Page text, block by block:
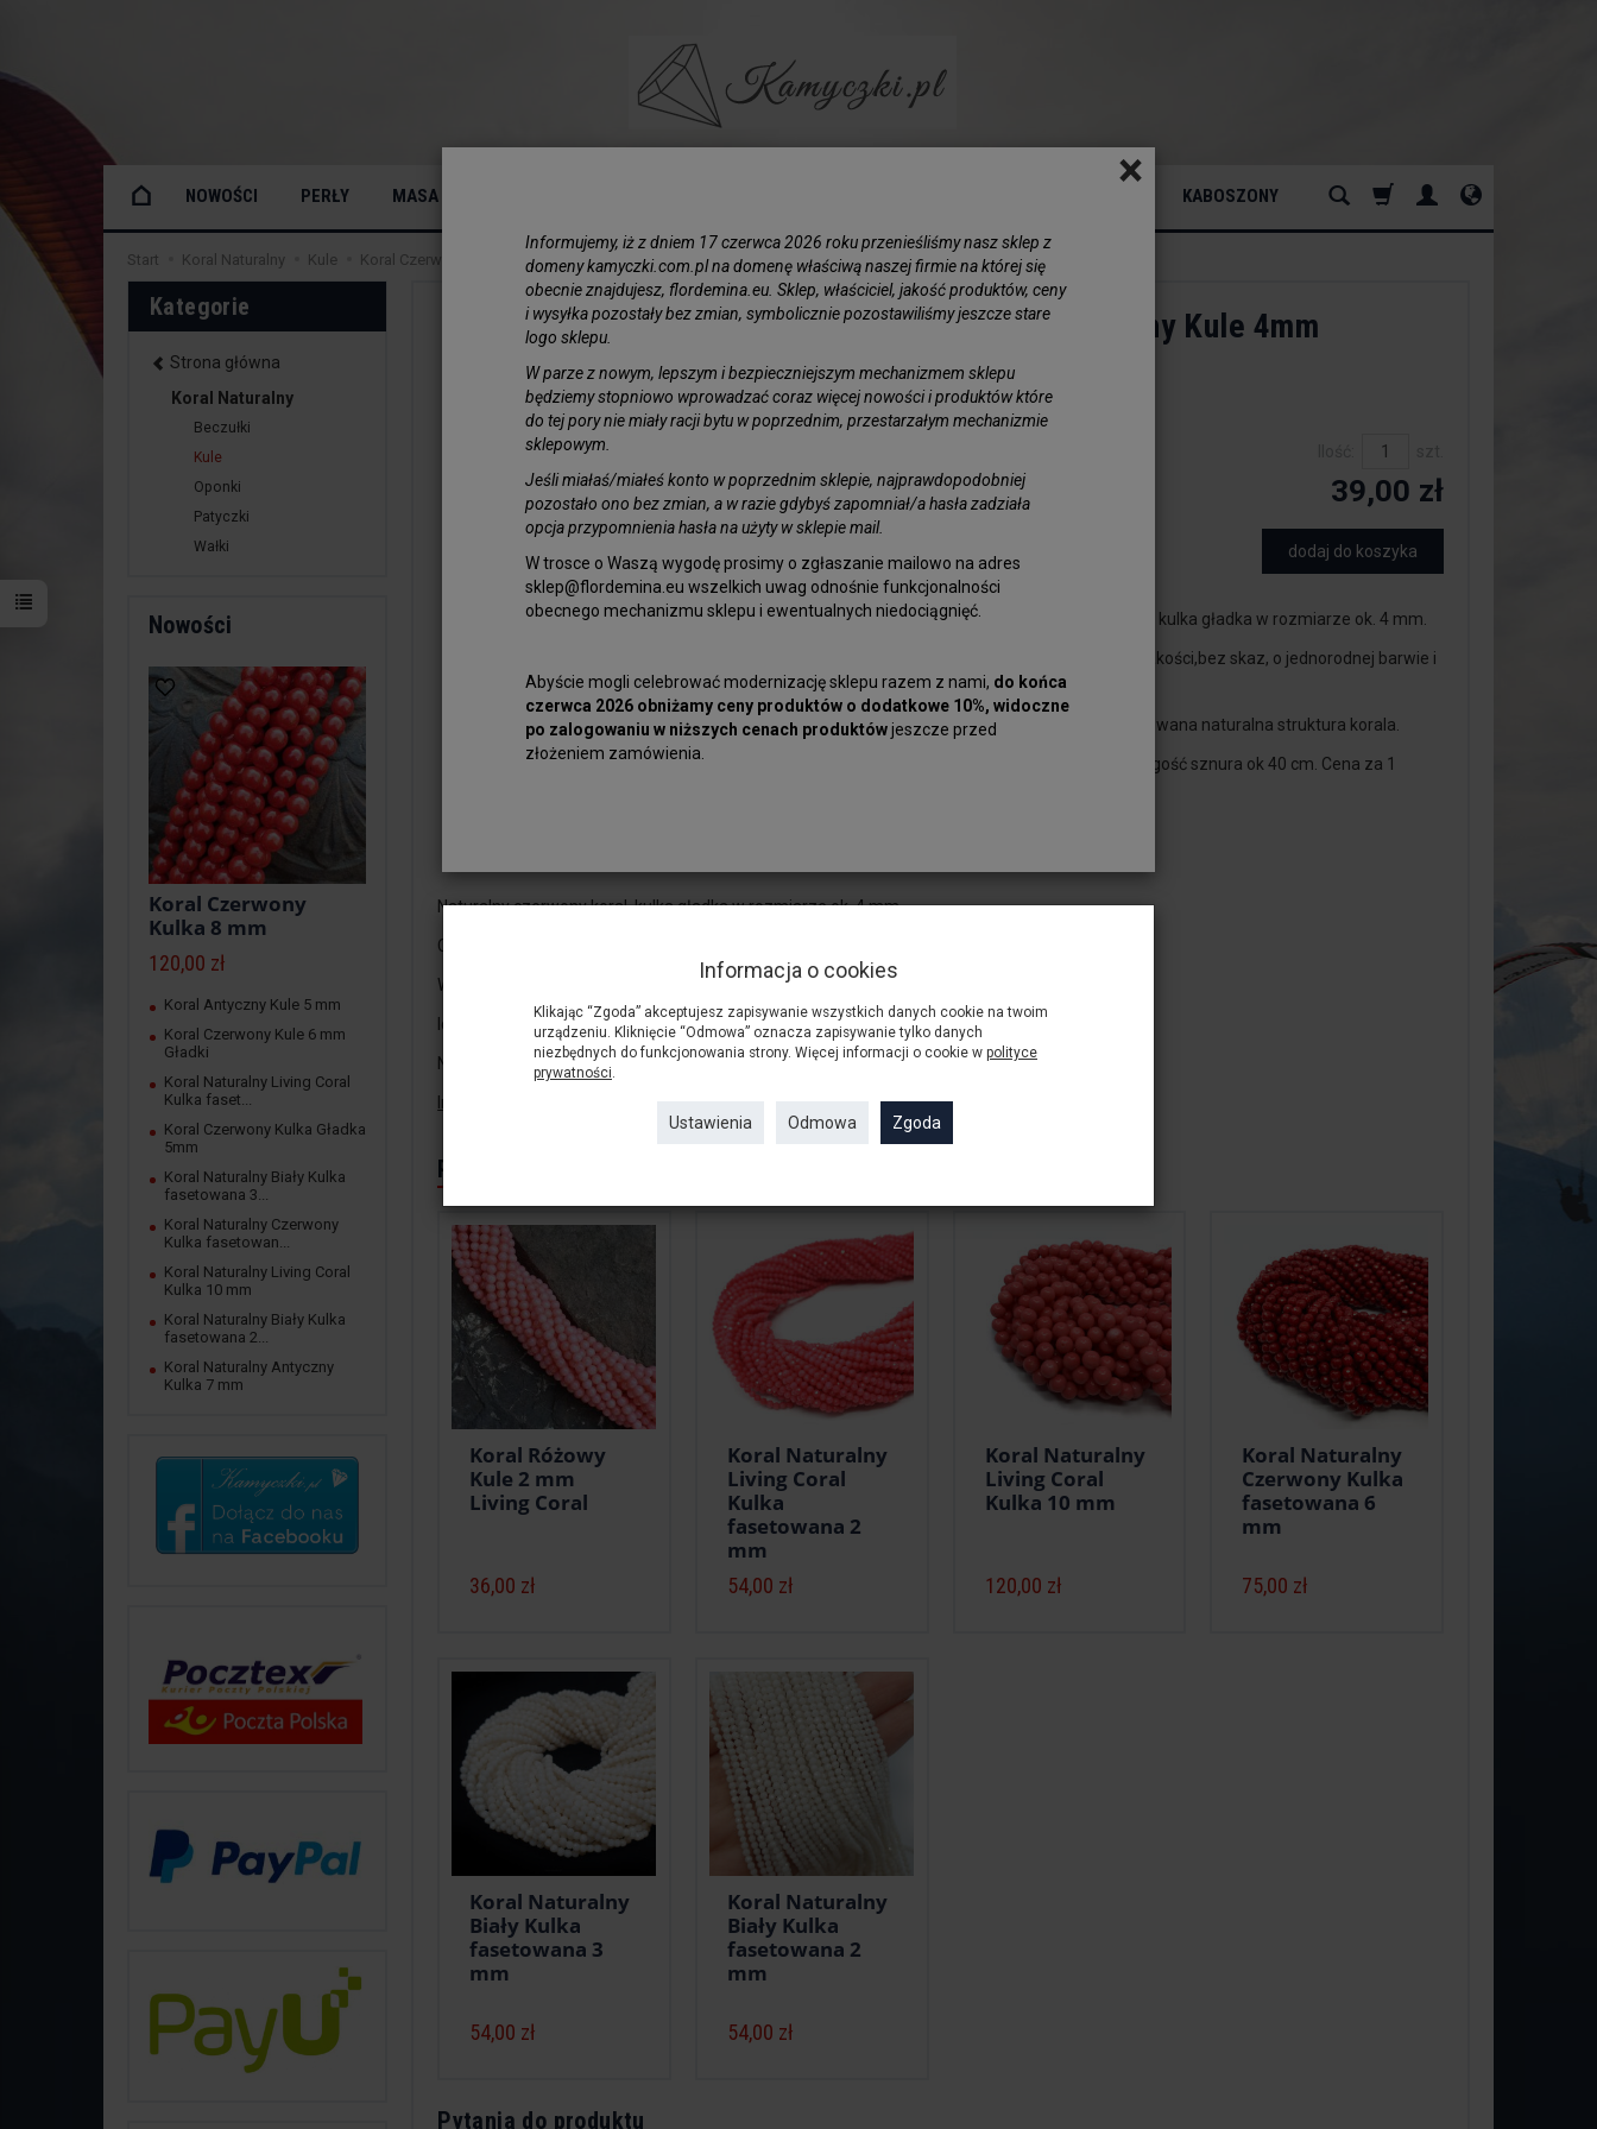
×
Informujemy, iż z dniem 17 czerwca 2026 roku przenieśliśmy nasz sklep z
domeny kamyczki.com.pl na domenę właściwą naszej firmie na której się
obecnie znajdujesz, flordemina.eu. Sklep, właściciel, jakość produktów, ceny
i wysyłka pozostały bez zmian, symbolicznie pozostawiliśmy jeszcze stare
logo sklepu.
W parze z nowym, lepszym i bezpieczniejszym mechanizmem sklepu
będziemy stopniowo wprowadzać coraz więcej nowości i produktów które
do tej pory nie miały racji bytu w poprzednim, przestarzałym mechanizmie
sklepowym.
Jeśli miałaś/miałeś konto w poprzednim sklepie, najprawdopodobniej
pozostało ono bez zmian, a w razie gdybyś zapomniał/a hasła zadziała
opcja przypomnienia hasła na użyty w sklepie mail.
W trosce o Waszą wygodę prosimy o zgłaszanie mailowo na adres
sklep@flordemina.eu wszelkich uwag odnośnie funkcjonalności
obecnego mechanizmu sklepu i ewentualnych niedociągnięć.
Abyście mogli celebrować modernizację sklepu razem z nami, do końca
czerwca 2026 obniżamy ceny produktów o dodatkowe 10%, widoczne
po zalogowaniu w niższych cenach produktówjeszcze przed
złożeniem zamówienia.
NOWOŚCI PERŁY MASA PERŁOWA KABOSZONY
Start Koral Naturalny Kule Koral Czerwony Kule 4mm
Koral Czerwony Kule 4mm
Obserwuj produkt:
Dostępność:
39,00 zł
dodaj do koszyka
Naturalny czerwony koral, kulka gładka w rozmiarze ok. 4 mm.
Czysty koral najwyższej jakości,bez skaz, o jednorodnej barwie i
wyraźnym połysku.
Widoczna wyraźnie zachowana naturalna struktura korala.
Nawiert standardowy, długość sznura ok 40 cm. Cena za 1
Naturalny czerwony koral, kulka gładka w rozmiarze ok. 4 mm.
Czysty koral najwyższej jakości,bez skaz, o jednorodnej barwie i wyraźnym połysku.
Widoczna wyraźnie zachowana naturalna struktura korala.
Idealny do wyrobu naszyjników, bransoletek, lub na przekładki czy kolczyki.
Nawiert standardowy, długość sznura ok 40 cm. Cena za 1 sznur.
Informacje o bezpieczeństwie produktu
Polecane produkty
Koral Różowy
Kule 2 mm
Living Coral
36,00 zł
Koral Naturalny
Living Coral
Kulka
fasetowana 2
mm
54,00 zł
Koral Naturalny
Living Coral
Kulka 10 mm
120,00 zł
Koral Naturalny
Czerwony Kulka
fasetowana 6
mm
75,00 zł
Koral Naturalny
Biały Kulka
fasetowana 3
mm
54,00 zł
Koral Naturalny
Biały Kulka
fasetowana 2
mm
54,00 zł
Pytania do produktu
Kategorie
Strona główna
Koral Naturalny
Beczułki
Kule
Oponki
Patyczki
Wałki
Nowości
Koral Czerwony
Kulka 8 mm
120,00 zł
Koral Antyczny Kule 5 mm
Koral Czerwony Kule 6 mm
Gładki
Koral Naturalny Living Coral
Kulka faset...
Koral Czerwony Kulka Gładka
5mm
Koral Naturalny Biały Kulka
fasetowana 3...
Koral Naturalny Czerwony
Kulka fasetowan...
Koral Naturalny Living Coral
Kulka 10 mm
Koral Naturalny Biały Kulka
fasetowana 2...
Koral Naturalny Antyczny
Kulka 7 mm
Informacja o cookies
Klikając “Zgoda” akceptujesz zapisywanie wszystkich danych cookie na twoim
urządzeniu. Kliknięcie “Odmowa” oznacza zapisywanie tylko danych
niezbędnych do funkcjonowania strony. Więcej informacji o cookie w polityce
prywatności.
Ustawienia Odmowa Zgoda